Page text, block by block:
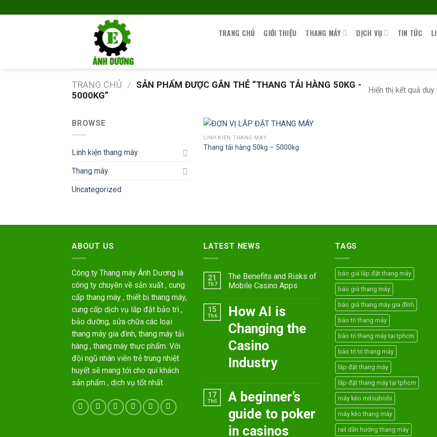
to
TRANG CHỦ GIỚI THIỆU THANG MÁY DỊCH VỤ TIN TỨC
TRANG CHỦ / SẢN PHẨM ĐƯỢC GẮN THẺ “THANG TẢI HÀNG 50KG -
5000KG”
Hiển thị kết quả duy
BROWSE
Linh kiện thang máy
Thang máy
Uncategorized
LINH KIỆN THANG MÁY
Thang tải hàng 50kg – 5000kg
ABOUT US
Công ty Thang máy Ánh Dương là
công ty chuyên về sản xuất , cung
cấp thang máy , thiết bị thang máy,
cung cấp dịch vụ lắp đặt bảo trì ,
bảo dưỡng, sửa chữa các loại
thang máy gia đình, thang máy tải
hàng , thang máy thực phẩm. Với
đội ngũ nhân viên trẻ trung nhiệt
huyết sẽ mang tới cho quí khách
sản phẩm , dịch vụ tốt nhất .
LATEST NEWS
21
Th7
The Benefits and Risks of
Mobile Casino Apps
15
Th6
How AI is
Changing the
Casino
Industry
17
Th5
A beginner’s
guide to poker
in casinos
TAGS
báo giá lắp đặt thang máy
báo giá thang máy
báo giá thang máy gia đình
bảo trì thang máy
bảo trì thang máy tại tphcm
bảo trì trì thang máy
lắp đặt thang máy
lắp đặt thang máy tại tphcm
máy kéo mitsubishi
máy kéo thang máy
rail dãn hướng thang máy